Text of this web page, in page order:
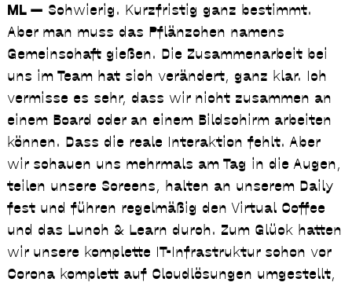
ML — Schwierig. Kurzfristig ganz bestimmt.
Aber man muss das Pflänzchen namens
Gemeinschaft gießen. Die Zusammenarbeit bei
uns im Team hat sich verändert, ganz klar. Ich
vermisse es sehr, dass wir nicht zusammen an
einem Board oder an einem Bildschirm arbeiten
können. Dass die reale Interaktion fehlt. Aber
wir schauen uns mehrmals am Tag in die Augen,
teilen unsere Screens, halten an unserem Daily
fest und führen regelmäßig den Virtual Coffee
und das Lunch & Learn durch. Zum Glück hatten
wir unsere komplette IT-Infrastruktur schon vor
Corona komplett auf Cloudlösungen umgestellt,